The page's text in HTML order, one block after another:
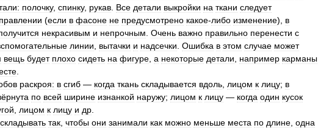
полочку, спинку, рукав Все детали выкройки на ткани следует
(если в фасоне не предусмотрено какое-либо изменение), в
некрасивым и непрочным Очень важно правильно перенести с
линии вытачки и надсечки Ошибка в этом случае может
вещь будет плохо сидеть на фигуре а некоторые детали например карманы
раскроя: в сгиб — когда ткань складывается вдоль лицом к лицу; в
по всей ширине изнанкой наружу; лицом к лицу — когда один кусок
лицом к лицу и др
так чтобы они занимали как можно меньше места по длине одна